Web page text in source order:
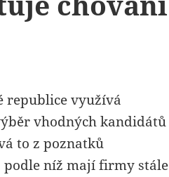
republice využívá
vhodných kandidátů
to z poznatků
níž mají firmy stále